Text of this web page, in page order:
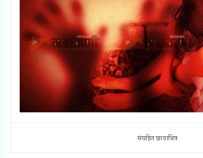
संग्रहित छायाचित्र